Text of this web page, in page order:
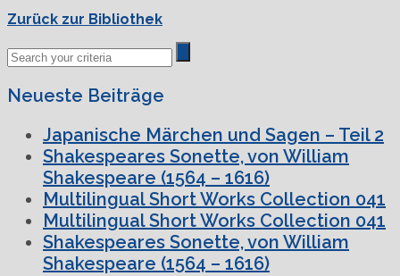
Zurück zur Bibliothek
Neueste Beiträge
Japanische Märchen und Sagen – Teil 2
Shakespeares Sonette, von William
Shakespeare (1564 – 1616)
Multilingual Short Works Collection 041
Multilingual Short Works Collection 041
Shakespeares Sonette, von William
Shakespeare (1564 – 1616)